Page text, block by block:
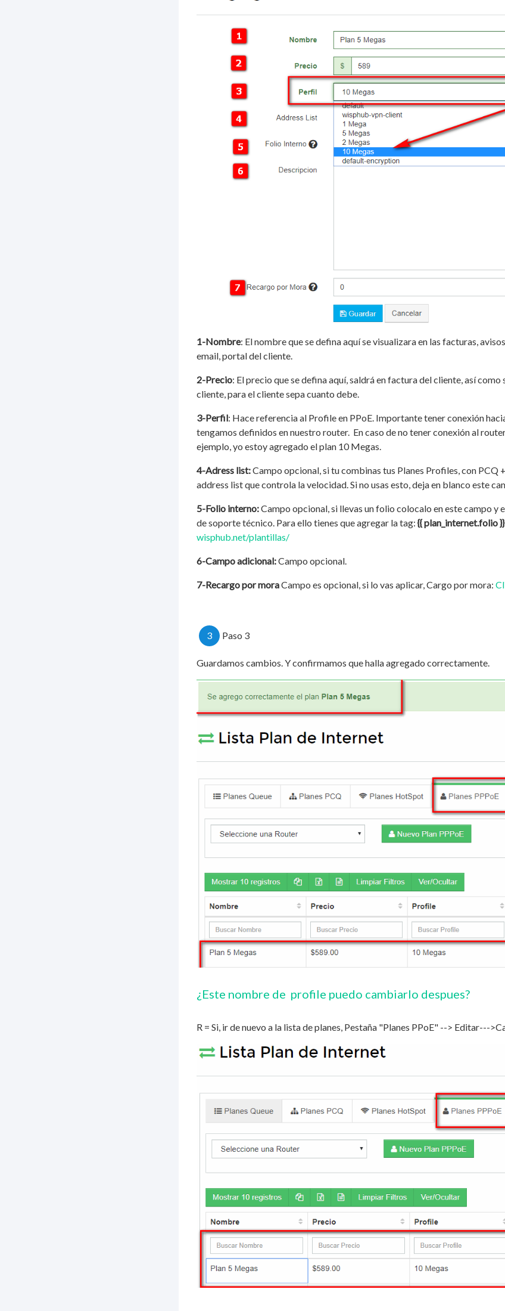
1-Nombre: El nombre que se defina aquí se visualizara en las facturas,
email, portal del cliente.
2-Precio: El precio que se defina aquí, saldrá en factura del cliente, así
cliente, para el cliente sepa cuanto debe.
3-Perfil: Hace referencia al Profile en PPoE. Importante tener conexión
tengamos definidos en nuestro router. En caso de no tener conexión al
ejemplo, yo estoy agregado el plan 10 Megas.
4-Adress list:Campo opcional, si tu combinas tus Planes Profiles, con
address list que controla la velocidad. Si no usas esto, deja en blanco este
5-Folio interno:Campo opcional, si llevas un folio colocalo en este campo y
de soporte técnico. Para ello tienes que agregar la tag: {{ plan_internet.folio }}
wisphub.net/plantillas/
6-Campo adicional:Campo opcional.
7-Recargo por moraCampo es opcional, si lo vas aplicar, Cargo por mora:
3 Paso 3
Guardamos cambios. Y confirmamos que halla agregado correctamente.
¿Este nombre de profile puedo cambiarlo despues?
R = Si, ir de nuevo a la lista de planes, Pestaña "Planes PPoE" --> Editar---